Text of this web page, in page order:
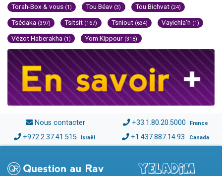
Torah-Box & vous (1) Tou Béav (3) Tou Bichvat (24)
Tsédaka (397) Tsitsit (167) Tsniout (634) Vayichla'h (1)
Vézot Haberakha (1) Yom Kippour (318)
Nous contacter +33.1.80.20.5000 France
+972.2.37.41.515 Israël +1.437.887.14.93 Canada